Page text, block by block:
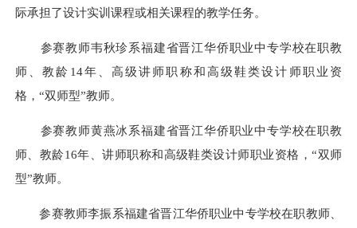
际承担了设计实训课程或相关课程的教学任务。
参赛教师韦秋珍系福建省晋江华侨职业中专学校在职教
师、教龄14年、高级讲师职称和高级鞋类设计师职业资
格，“双师型”教师。
参赛教师黄燕冰系福建省晋江华侨职业中专学校在职教
师、教龄16年、讲师职称和高级鞋类设计师职业资格，“双师
型”教师。
参赛教师李振系福建省晋江华侨职业中专学校在职教师、